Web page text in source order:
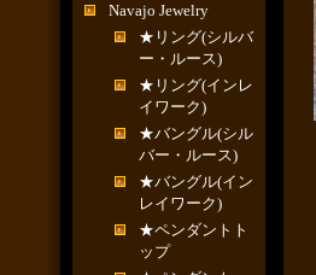
Navajo Jewelry
★リング(シルバ
ー・ルース)
★リング(インレ
イワーク)
★バングル(シル
バー・ルース)
★バングル(イン
レイワーク)
★ペンダントト
ップ